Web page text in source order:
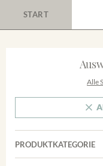
START
Alle
PRODUKTKATEGORIE
Cuvées